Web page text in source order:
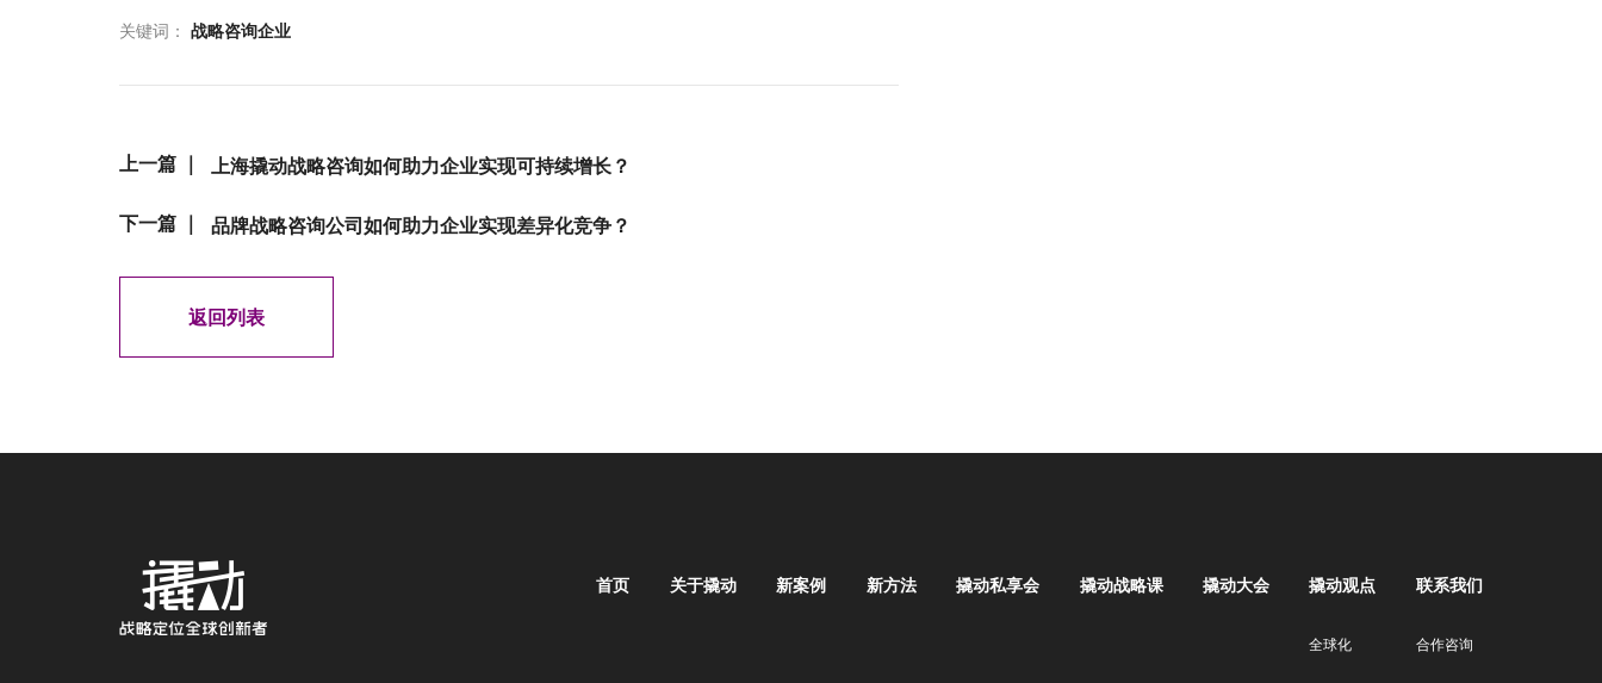
关键词： 战略咨询企业
上一篇 ｜ 上海撬动战略咨询如何助力企业实现可持续增长？
下一篇 ｜ 品牌战略咨询公司如何助力企业实现差异化竞争？
返回列表
首页 关于撬动 新案例 新方法 撬动私享会 撬动战略课 撬动大会 撬动观点
全球化
联系我们
合作咨询